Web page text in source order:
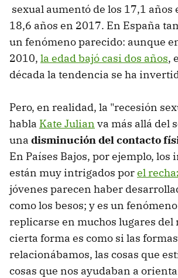
sexual aumentó de los 17,1 años
18,6 años en 2017. En España
un fenómeno parecido: aunque
2010, la edad bajó casi dos años,
década la tendencia se ha
Pero, en realidad, la "recesión
habla Kate Julian va más allá del
una disminución del contacto
En Países Bajos, por ejemplo, los
están muy intrigados porel
jóvenes parecen haber
como los besos; y es un
replicarse en muchos lugares del
cierta forma es como si las
relacionábamos, las cosas que
cosas que nos ayudaban a